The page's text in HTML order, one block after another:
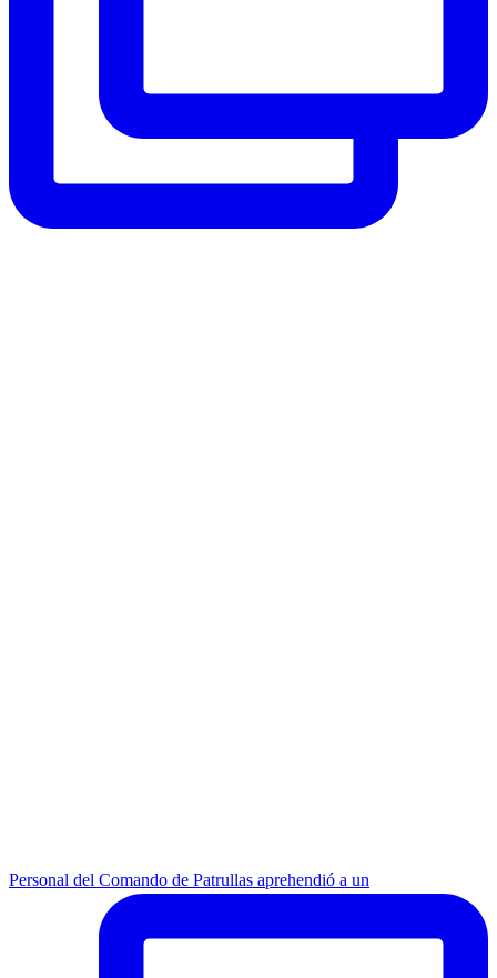
Personal del Comando de Patrullas aprehendió a un